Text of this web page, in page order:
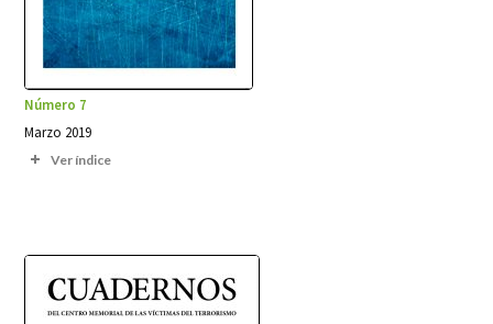
Número 7
Marzo 2019
Ver índice